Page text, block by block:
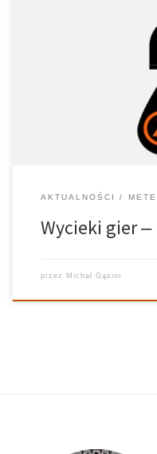
Wycieki gier dotyczą coraz
dotknął GTA VI od
AKTUALNOŚCI
Wycieki gier
przez Michał Gąsior